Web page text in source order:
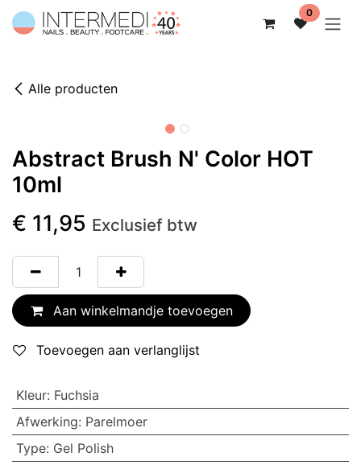
Overslaan naar inhoud 0
Alle producten
Abstract Brush N' Color HOT
10ml
€ 11,95 Exclusief btw
Aan winkelmandje toevoegen
Toevoegen aan verlanglijst
Kleur: Fuchsia
Afwerking: Parelmoer
Type: Gel Polish